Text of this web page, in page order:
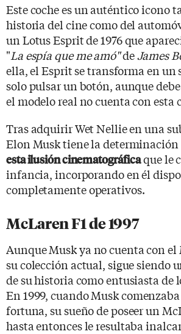
Este coche es un auténtico icono
historia del cine como del
un Lotus Esprit de 1976 que
"La espía que me amó"deJames
ella, el Esprit se transforma en un
solo pulsar un botón, aunque
el modelo real no cuenta con esta
Tras adquirir Wet Nellie en una
Elon Musk tiene la
esta ilusión cinematográficaque le
infancia, incorporando en él
completamente operativos.
McLaren F1 de 1997
Aunque Musk ya no cuenta con el
su colección actual, sigue siendo
de su historia como entusiasta de
En 1999, cuando Musk
fortuna, su sueño de poseer un
hasta entonces le resultaba